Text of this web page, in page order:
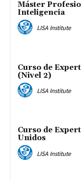
Máster
Inteligencia
LISA Institute
Curso de
(Nivel 2)
LISA Institute
Curso de
Unidos
LISA Institute